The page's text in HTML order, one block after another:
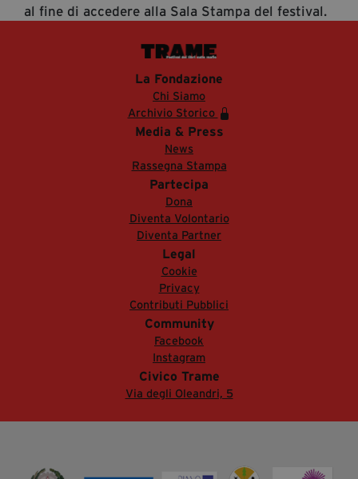
al fine di accedere alla Sala Stampa del festival.
La Fondazione
Chi Siamo
Archivio Storico
Media & Press
News
Rassegna Stampa
Partecipa
Dona
Diventa Volontario
Diventa Partner
Legal
Cookie
Privacy
Contributi Pubblici
Community
Facebook
Instagram
Civico Trame
Via degli Oleandri, 5